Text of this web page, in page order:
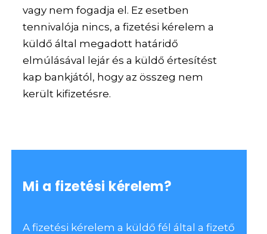
vagy nem fogadja el. Ez esetben
tennivalója nincs, a fizetési kérelem a
küldő által megadott határidő
elmúlásával lejár és a küldő értesítést
kap bankjától, hogy az összeg nem
került kifizetésre.
Mi a fizetési kérelem?
A fizetési kérelem a küldő fél által a fizető